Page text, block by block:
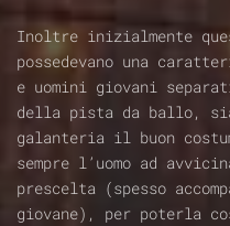
Inoltre inizialmente
possedevano una
e uomini giovani
della pista da ballo,
galanteria il buon
sempre l’uomo ad
prescelta (spesso
giovane), per poterla